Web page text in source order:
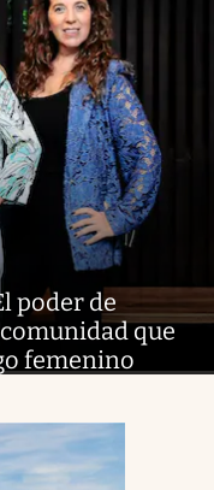
poder de
que
femenino